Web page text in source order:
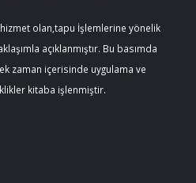
olan,tapu İşlemlerine yönelik
açıklanmıştır. Bu basımda
zaman içerisinde uygulama ve
kitaba işlenmiştir.